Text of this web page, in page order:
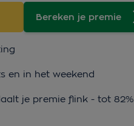
Bereken je premie
en in het weekend
je premie flink - tot 82%